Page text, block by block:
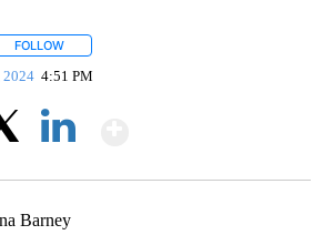
FOLLOW
2024 4:51 PM
Barney